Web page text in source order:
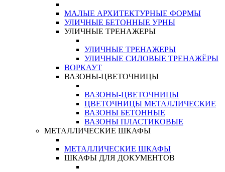
МАЛЫЕ АРХИТЕКТУРНЫЕ ФОРМЫ
УЛИЧНЫЕ БЕТОННЫЕ УРНЫ
УЛИЧНЫЕ ТРЕНАЖЕРЫ
УЛИЧНЫЕ ТРЕНАЖЕРЫ
УЛИЧНЫЕ СИЛОВЫЕ ТРЕНАЖЁРЫ
ВОРКАУТ
ВАЗОНЫ-ЦВЕТОЧНИЦЫ
ВАЗОНЫ-ЦВЕТОЧНИЦЫ
ЦВЕТОЧНИЦЫ МЕТАЛЛИЧЕСКИЕ
ВАЗОНЫ БЕТОННЫЕ
ВАЗОНЫ ПЛАСТИКОВЫЕ
МЕТАЛЛИЧЕСКИЕ ШКАФЫ
МЕТАЛЛИЧЕСКИЕ ШКАФЫ
ШКАФЫ ДЛЯ ДОКУМЕНТОВ